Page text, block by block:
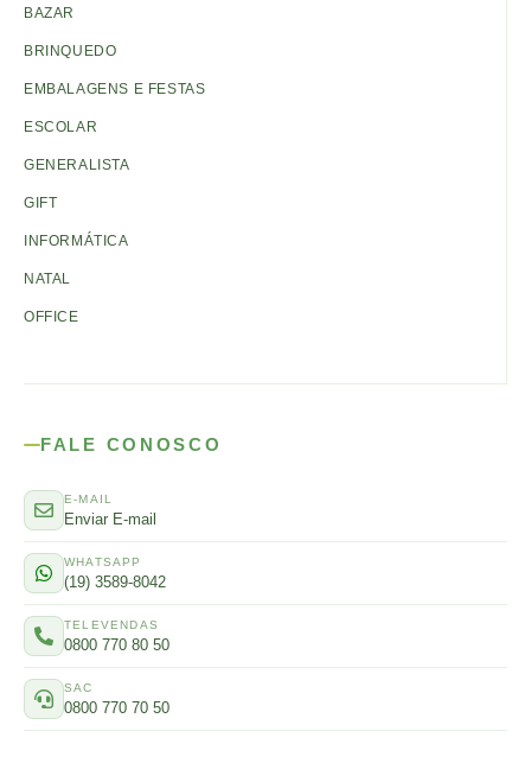
BAZAR
BRINQUEDO
EMBALAGENS E FESTAS
ESCOLAR
GENERALISTA
GIFT
INFORMÁTICA
NATAL
OFFICE
FALE CONOSCO
E-MAIL
Enviar E-mail
WHATSAPP
(19) 3589-8042
TELEVENDAS
0800 770 80 50
SAC
0800 770 70 50